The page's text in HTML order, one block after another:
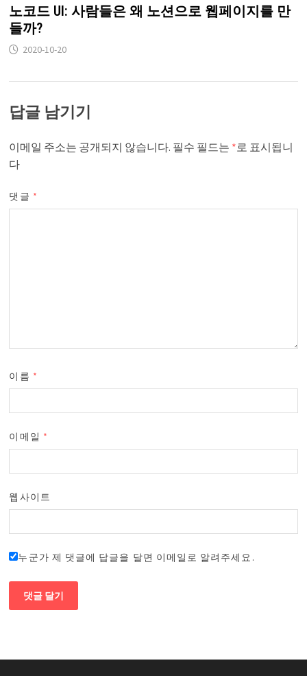
노코드 UI: 사람들은 왜 노션으로 웹페이지를 만
들까?
2020-10-20
답글 남기기
이메일 주소는 공개되지 않습니다. 필수 필드는 * 로 표시됩니
다
댓글 *
이름 *
이메일 *
웹사이트
누군가 제 댓글에 답글을 달면 이메일로 알려주세요.